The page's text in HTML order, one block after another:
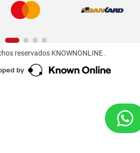
reservados KNOWNONLINE .
by